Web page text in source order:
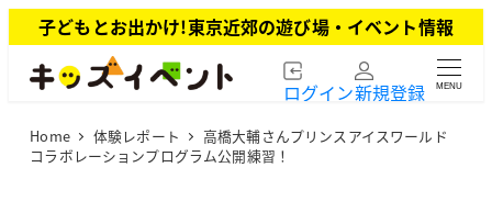
イ
子どもとお出かけ!東京近郊の遊び場・イベント情報
ログイン新規登録 MENU
Home 体験レポート
高橋大輔さんプリンスアイスワールド
コラボレーションプログラム公開練習！